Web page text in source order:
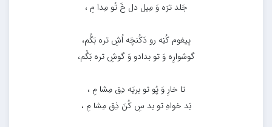
جَلد ترَه وَ مِیل دل خَ تُو مِدا مِ ،
پیغوم کُنِه رو دَکُنچَه اُشِ تره بَگُم،
گوشوارِه وَ تو بدادو وَ گوشِ تره بَگُم،
تا خارِ وَ پُو تو بریَه دِق مِشا مِ ،
بَد خواهِ تو بد سِ کُنَ ذِق مِشا مِ ،